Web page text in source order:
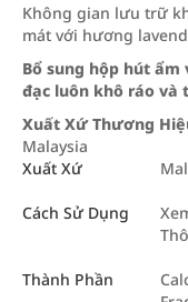
Không gian lưu trữ
mát với hương
Bổ sung hộp hút
đạc luôn khô ráo và
Xuất Xứ Thương
Malaysia
Xuất Xứ
Cách Sử Dụng
Thành Phần